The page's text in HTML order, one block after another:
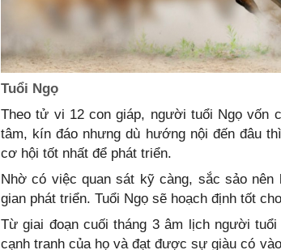
Tuổi Ngọ
Theo tử vi 12 con giáp, người tuổi Ngọ vốn
tâm, kín đáo nhưng dù hướng nội đến đâu
cơ hội tốt nhất để phát triển.
Nhờ có việc quan sát kỹ càng, sắc sảo
gian phát triển. Tuổi Ngọ sẽ hoạch định tốt
Từ giai đoạn cuối tháng 3 âm lịch người
cạnh tranh của họ và đạt được sự giàu có